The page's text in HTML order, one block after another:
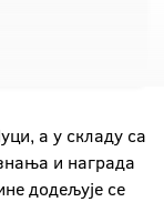
а у складу са
и награда
додељује се